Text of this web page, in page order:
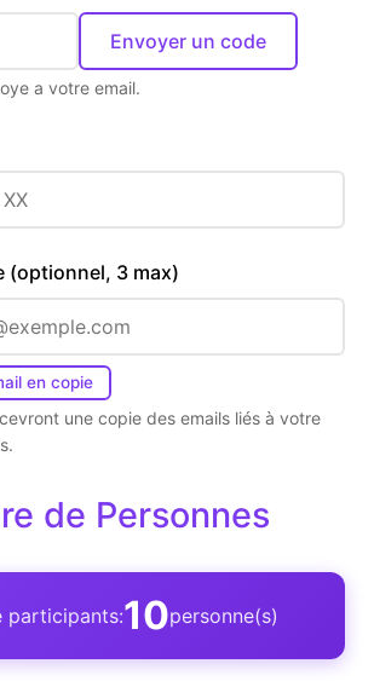
Envoyer un code
a votre email.
(optionnel, 3 max)
en copie
une copie des emails liés à votre
de Personnes
participants:10personne(s)